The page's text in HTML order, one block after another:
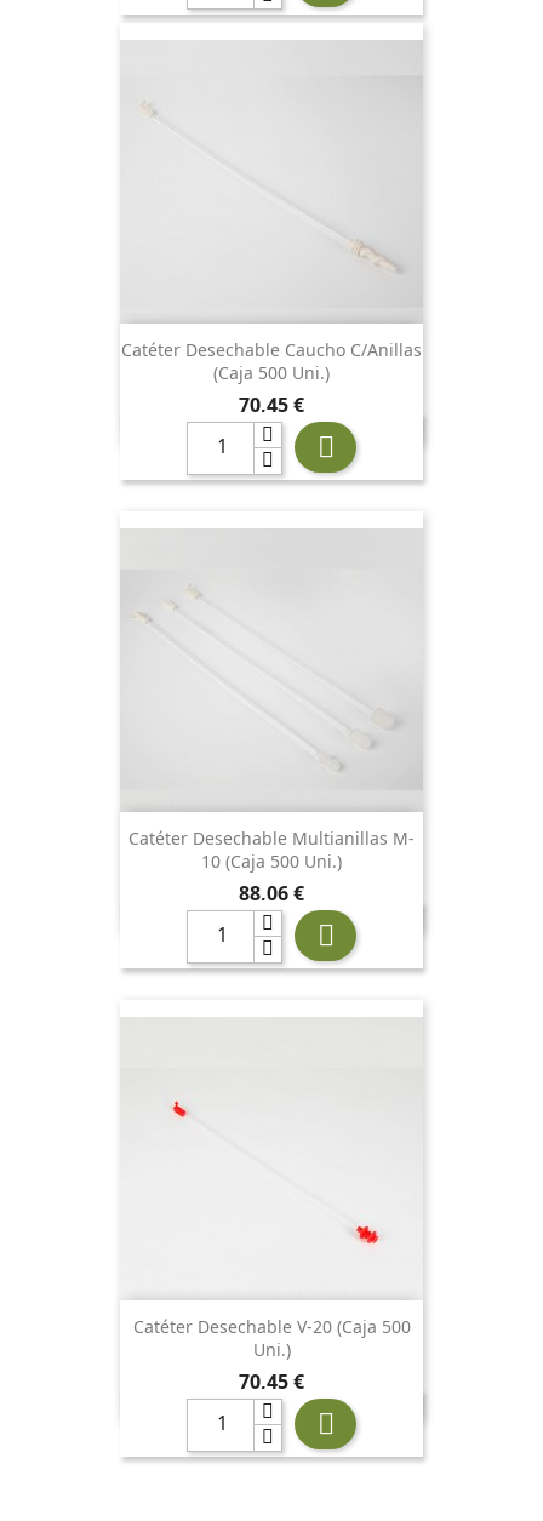
Catéter Desechable Caucho C/anillas
(Caja 500 Uni.)
Precio
70,45 €

Catéter Desechable Multianillas M-
10 (Caja 500 Uni.)
Precio
88,06 €

Catéter Desechable V-20 (Caja 500
Uni.)
Precio
70,45 €
